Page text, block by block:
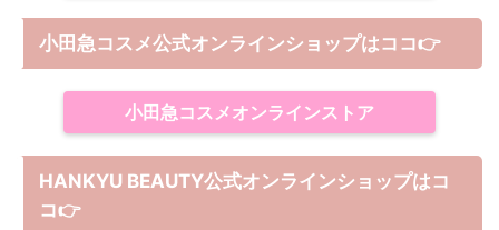
小田急コスメ公式オンラインショップはココ👉
小田急コスメオンラインストア
HANKYU BEAUTY公式オンラインショップはコ
コ👉